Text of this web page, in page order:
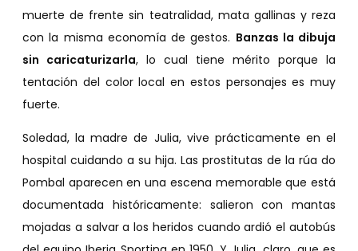
muerte de frente sin teatralidad, mata gallinas y reza
con la misma economía de gestos. Banzas la dibuja
sin caricaturizarla, lo cual tiene mérito porque la
tentación del color local en estos personajes es muy
fuerte.
Soledad, la madre de Julia, vive prácticamente en el
hospital cuidando a su hija. Las prostitutas de la rúa do
Pombal aparecen en una escena memorable que está
documentada históricamente: salieron con mantas
mojadas a salvar a los heridos cuando ardió el autobús